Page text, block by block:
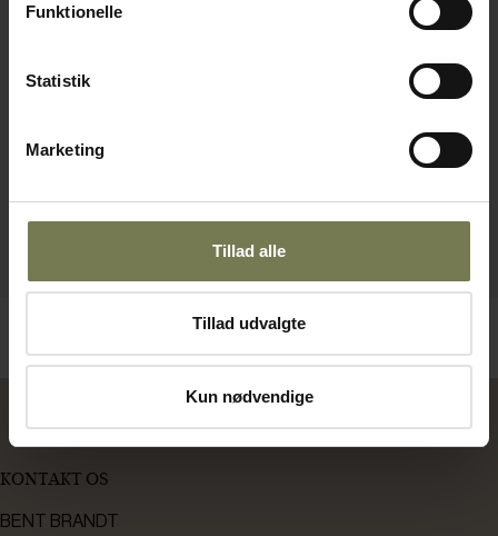
Funktionelle
Statistik
Marketing
Tillad alle
Tillad udvalgte
Kun nødvendige
KONTAKT OS
BENT BRANDT